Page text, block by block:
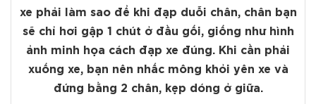
xe phải làm sao để khi đạp duỗi chân, chân bạn
sẽ chỉ hơi gập 1 chút ở đầu gối, giống như hình
ảnh minh họa cách đạp xe đúng. Khi cần phải
xuống xe, bạn nên nhấc mông khỏi yên xe và
đứng bằng 2 chân, kẹp dóng ở giữa.